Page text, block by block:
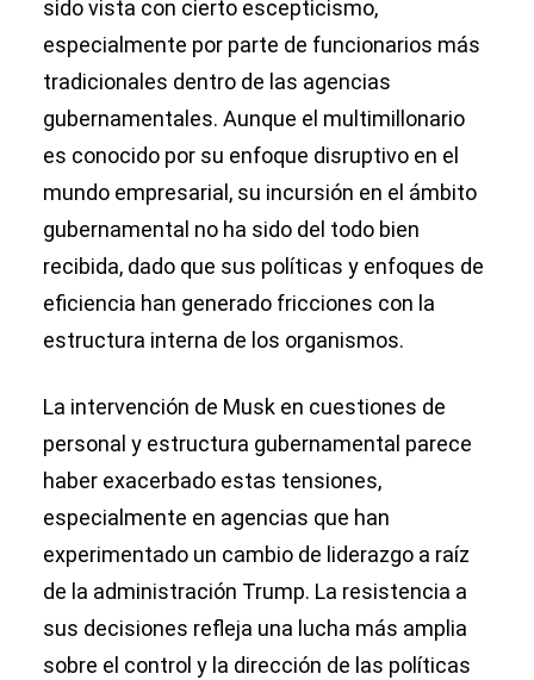
sido vista con cierto escepticismo,
especialmente por parte de funcionarios más
tradicionales dentro de las agencias
gubernamentales. Aunque el multimillonario
es conocido por su enfoque disruptivo en el
mundo empresarial, su incursión en el ámbito
gubernamental no ha sido del todo bien
recibida, dado que sus políticas y enfoques de
eficiencia han generado fricciones con la
estructura interna de los organismos.
La intervención de Musk en cuestiones de
personal y estructura gubernamental parece
haber exacerbado estas tensiones,
especialmente en agencias que han
experimentado un cambio de liderazgo a raíz
de la administración Trump. La resistencia a
sus decisiones refleja una lucha más amplia
sobre el control y la dirección de las políticas